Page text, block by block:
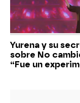
Yurena y su
sobre No
“Fue un